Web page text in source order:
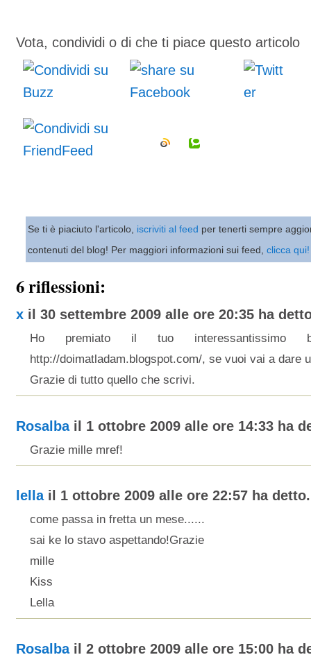
Vota, condividi o di che ti piace questo articolo
Se ti è piaciuto l'articolo, iscriviti al feed per tenerti sempre
contenuti del blog! Per maggiori informazioni sui feed, clicca qui!
6 riflessioni:
xil 30 settembre 2009 alle ore 20:35 ha
Ho premiato il tuo interessantissimo
http://doimatladam.blogspot.com/, se vuoi vai a dare
Grazie di tutto quello che scrivi.
Rosalbail 1 ottobre 2009 alle ore 14:33 ha
Grazie mille mref!
lellail 1 ottobre 2009 alle ore 22:57 ha
come passa in fretta un mese......
sai ke lo stavo aspettando!Grazie
mille
Kiss
Lella
Rosalbail 2 ottobre 2009 alle ore 15:00 ha